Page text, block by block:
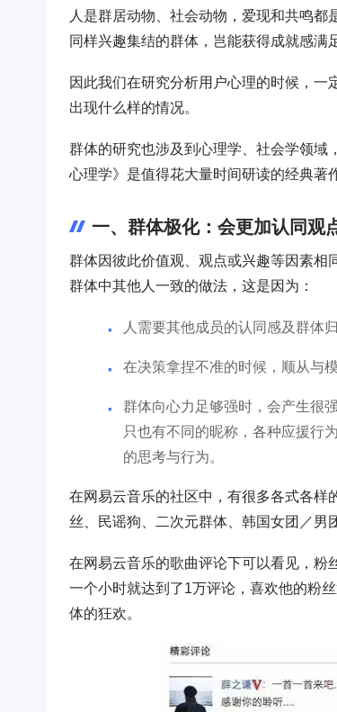
人是群居动物、社会动物，爱现和共鸣
同样兴趣集结的群体，岂能获得成就感满
因此我们在研究分析用户心理的时候，
出现什么样的情况。
群体的研究也涉及到心理学、社会学领域
心理学》是值得花大量时间研读的经典著
一、群体极化：会更加认同观
群体因彼此价值观、观点或兴趣等因素相
群体中其他人一致的做法，这是因为：
人需要其他成员的认同感及群体
在决策拿捏不准的时候，顺从与
群体向心力足够强时，会产生很
只也有不同的昵称，各种应援行
的思考与行为。
在网易云音乐的社区中，有很多各式各样
丝、民谣狗、二次元群体、韩国女团／
在网易云音乐的歌曲评论下可以看见，粉
一个小时就达到了1万评论，喜欢他的粉
体的狂欢。